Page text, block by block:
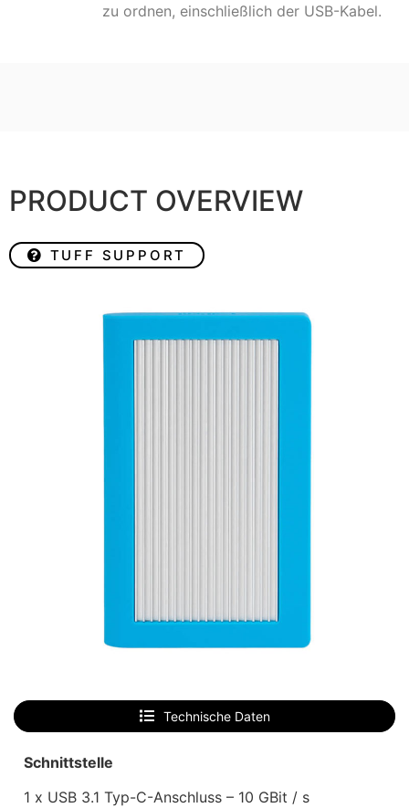
zu ordnen, einschließlich der USB-Kabel.
PRODUCT OVERVIEW
TUFF SUPPORT
Technische Daten
Schnittstelle
1 x USB 3.1 Typ-C-Anschluss – 10 GBit / s